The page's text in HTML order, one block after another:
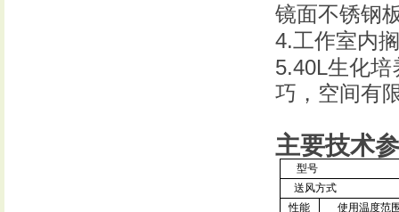
镜面不锈钢
4.工作室内
5.40L生化培
巧，空间有
主要技术
型号
送风方式
性能
使用温度范